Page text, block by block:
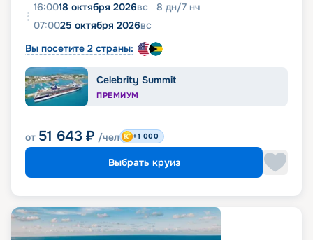
16:0018 октября 2026вс 8 дн/7 нч
07:0025 октября 2026вс
Вы посетите 2 страны:
Celebrity Summit
ПРЕМИУМ
от 51 643 ₽ /чел +1 000
Выбрать круиз